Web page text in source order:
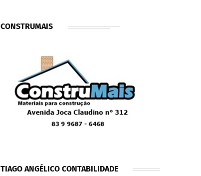
CONSTRUMAIS
TIAGO ANGÉLICO CONTABILIDADE